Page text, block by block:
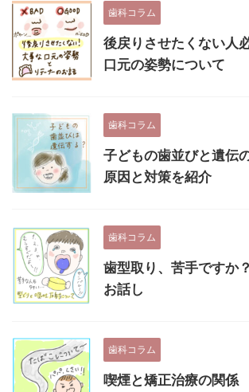
歯科コラム
後戻りさせたくない人
口元の姿勢について
歯科コラム
子どもの歯並びと遺伝
原因と対策を紹介
歯科コラム
歯型取り、苦手ですか
お話し
歯科コラム
喫煙と矯正治療の関係